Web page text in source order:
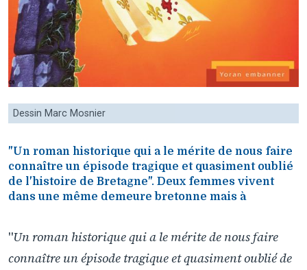
Dessin Marc Mosnier
"Un roman historique qui a le mérite de nous faire
connaître un épisode tragique et quasiment oublié
de l'histoire de Bretagne". Deux femmes vivent
dans une même demeure bretonne mais à
"Un roman historique qui a le mérite de nous faire
connaître un épisode tragique et quasiment oublié de